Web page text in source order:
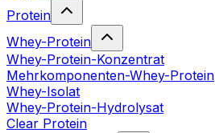
Protein
Whey-Protein
Whey-Protein-Konzentrat
Mehrkomponenten-Whey-Protein
Whey-Isolat
Whey-Protein-Hydrolysat
Clear Protein